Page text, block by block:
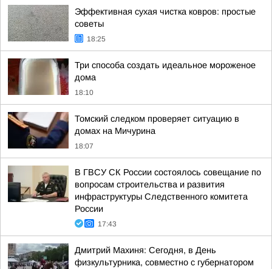
Эффективная сухая чистка ковров: простые
советы
18:25
Три способа создать идеальное мороженое
дома
18:10
Томский следком проверяет ситуацию в
домах на Мичурина
18:07
В ГВСУ СК России состоялось совещание по
вопросам строительства и развития
инфраструктуры Следственного комитета
России
17:43
Дмитрий Махиня: Сегодня, в День
физкультурника, совместно с губернатором